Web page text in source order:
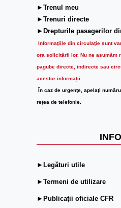
►Trenul meu
►Trenuri directe
►Drepturile pasagerilor
Informaţiile din circulaţie sunt
ora solicitării lor. Nu ne asumăm
pagube directe, indirecte sau
acestor informații.
În caz de urgenţe, apelaţi
reţea de telefonie.
INFO
►Legături utile
►Termeni de utilizare
►Publicații oficiale CFR